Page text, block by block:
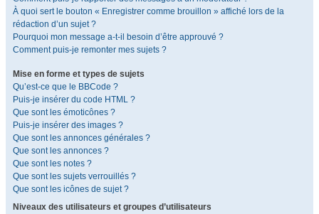
À quoi sert le bouton « Enregistrer comme brouillon » affiché lors de la
rédaction d’un sujet ?
Pourquoi mon message a-t-il besoin d’être approuvé ?
Comment puis-je remonter mes sujets ?
Mise en forme et types de sujets
Qu’est-ce que le BBCode ?
Puis-je insérer du code HTML ?
Que sont les émoticônes ?
Puis-je insérer des images ?
Que sont les annonces générales ?
Que sont les annonces ?
Que sont les notes ?
Que sont les sujets verrouillés ?
Que sont les icônes de sujet ?
Niveaux des utilisateurs et groupes d’utilisateurs